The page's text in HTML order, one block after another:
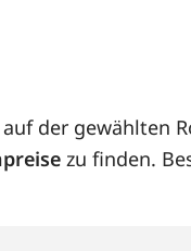
auf der gewählten
zu finden.